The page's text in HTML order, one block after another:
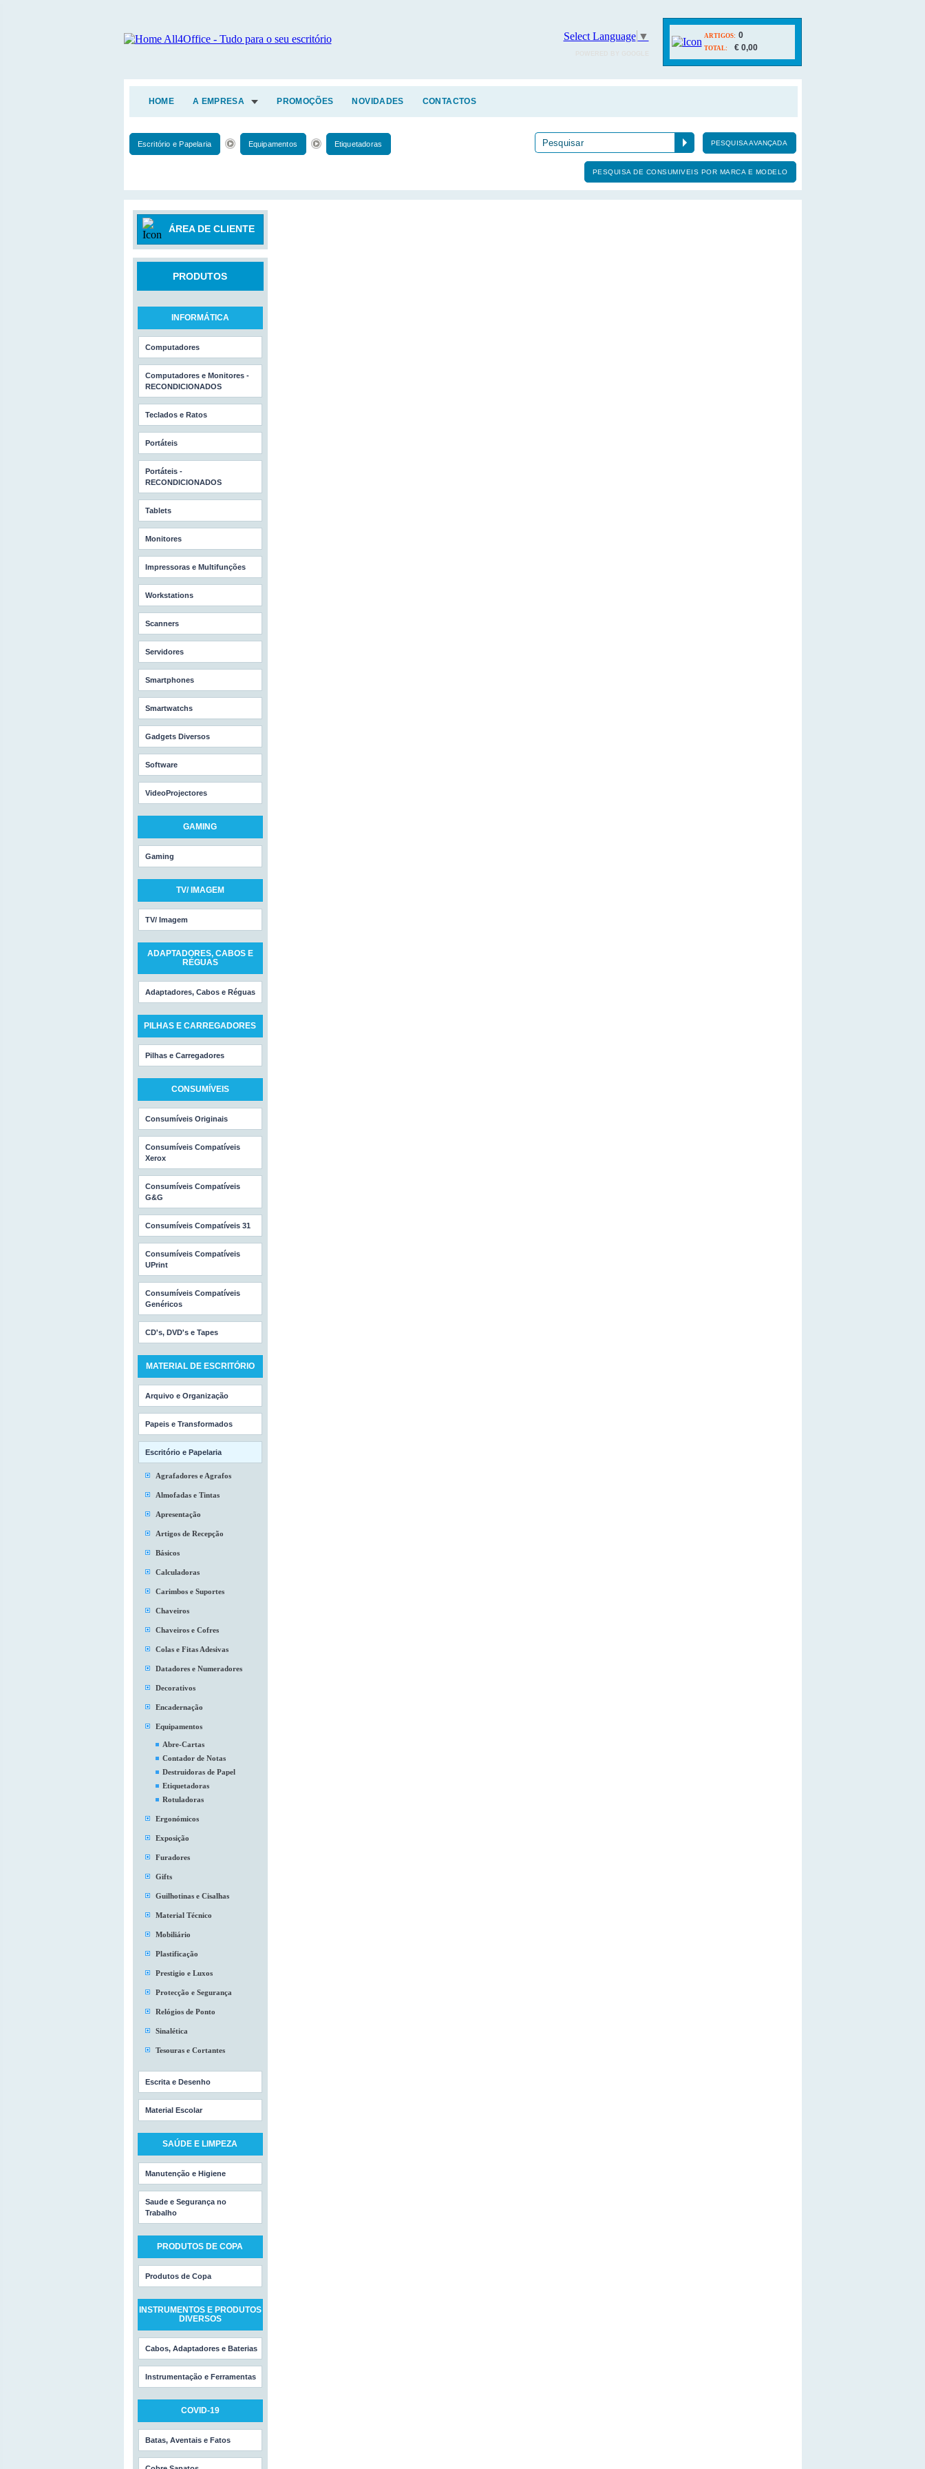
Select Language ▼ ARTIGOS: 0
TOTAL: € 0,00
HOME A EMPRESA PROMOÇÕES NOVIDADES CONTACTOS
Escritório e Papelaria Equipamentos Etiquetadoras PESQUISA AVANÇADA
PESQUISA DE CONSUMIVEIS POR MARCA E MODELO
ÁREA DE CLIENTE
PRODUTOS
INFORMÁTICA
Computadores
Computadores e Monitores -
RECONDICIONADOS
Teclados e Ratos
Portáteis
Portáteis -
RECONDICIONADOS
Tablets
Monitores
Impressoras e Multifunções
Workstations
Scanners
Servidores
Smartphones
Smartwatchs
Gadgets Diversos
Software
VideoProjectores
GAMING
Gaming
TV/ IMAGEM
TV/ Imagem
ADAPTADORES, CABOS E
RÉGUAS
Adaptadores, Cabos e Réguas
PILHAS E CARREGADORES
Pilhas e Carregadores
CONSUMÍVEIS
Consumíveis Originais
Consumíveis Compatíveis
Xerox
Consumíveis Compatíveis
G&G
Consumíveis Compatíveis 31
Consumíveis Compatíveis
UPrint
Consumíveis Compatíveis
Genéricos
CD's, DVD's e Tapes
MATERIAL DE ESCRITÓRIO
Arquivo e Organização
Papeis e Transformados
Escritório e Papelaria
Agrafadores e Agrafos
Almofadas e Tintas
Apresentação
Artigos de Recepção
Básicos
Calculadoras
Carimbos e Suportes
Chaveiros
Chaveiros e Cofres
Colas e Fitas Adesivas
Datadores e Numeradores
Decorativos
Encadernação
Equipamentos
Abre-Cartas
Contador de Notas
Destruidoras de Papel
Etiquetadoras
Rotuladoras
Ergonómicos
Exposição
Furadores
Gifts
Guilhotinas e Cisalhas
Material Técnico
Mobiliário
Plastificação
Prestigio e Luxos
Protecção e Segurança
Relógios de Ponto
Sinalética
Tesouras e Cortantes
Escrita e Desenho
Material Escolar
SAÚDE E LIMPEZA
Manutenção e Higiene
Saude e Segurança no
Trabalho
PRODUTOS DE COPA
Produtos de Copa
INSTRUMENTOS E PRODUTOS
DIVERSOS
Cabos, Adaptadores e Baterias
Instrumentação e Ferramentas
COVID-19
Batas, Aventais e Fatos